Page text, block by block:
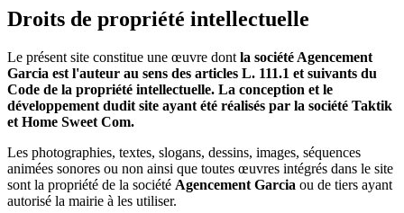
Droits de propriété intellectuelle
Le présent site constitue une œuvre dont la société Agencement
Garcia est l'auteur au sens des articles L. 111.1 et suivants du
Code de la propriété intellectuelle. La conception et le
développement dudit site ayant été réalisés par la société Taktik
et Home Sweet Com.
Les photographies, textes, slogans, dessins, images, séquences
animées sonores ou non ainsi que toutes œuvres intégrés dans le site
sont la propriété de la société Agencement Garcia ou de tiers ayant
autorisé la mairie à les utiliser.